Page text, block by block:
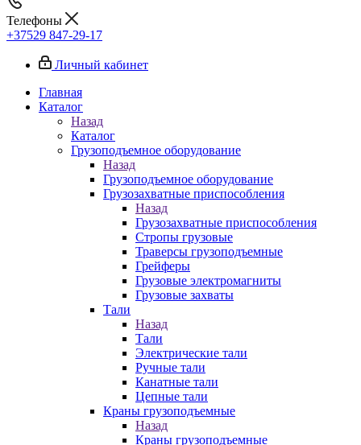
Телефоны
+37529 847-29-17‬
Личный кабинет
Главная
Каталог
Назад
Каталог
Грузоподъемное оборудование
Назад
Грузоподъемное оборудование
Грузозахватные приспособления
Назад
Грузозахватные приспособления
Стропы грузовые
Траверсы грузоподъемные
Грейферы
Грузовые электромагниты
Грузовые захваты
Тали
Назад
Тали
Электрические тали
Ручные тали
Канатные тали
Цепные тали
Краны грузоподъемные
Назад
Краны грузоподъемные